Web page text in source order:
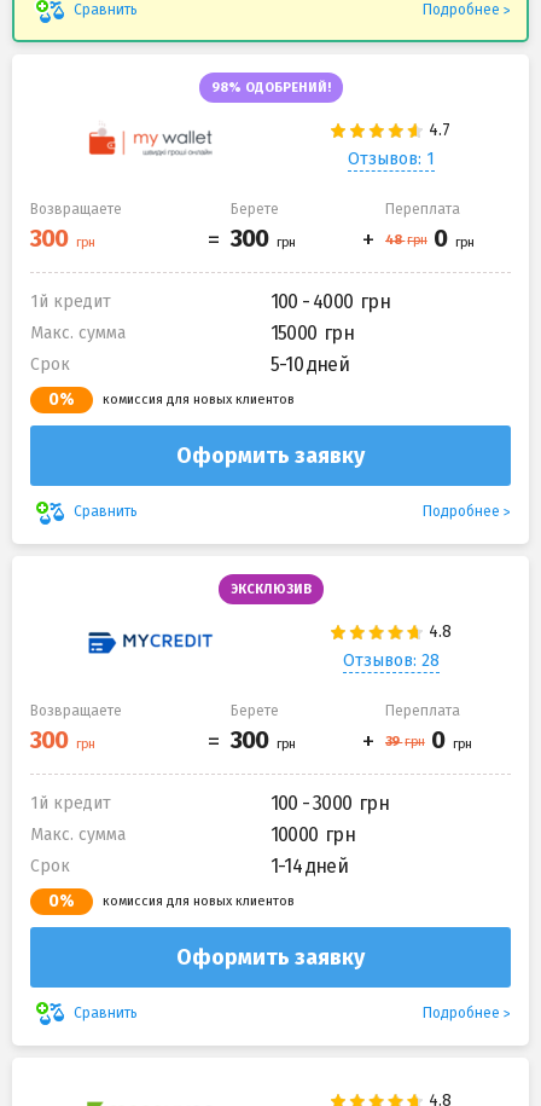
Сравнить Подробнее
98% ОДОБРЕНИЙ!
Отзывов: 1
Возвращаете Берете Переплата
1й кредит 100 - 4000
Макс. сумма 15000
Срок 5-10 дней
0% комиссия для новых клиентов
Оформить заявку
Сравнить Подробнее
ЭКСКЛЮЗИВ
Отзывов: 28
Возвращаете Берете Переплата
1й кредит 100 - 3000
Макс. сумма 10000
Срок 1-14 дней
0% комиссия для новых клиентов
Оформить заявку
Сравнить Подробнее